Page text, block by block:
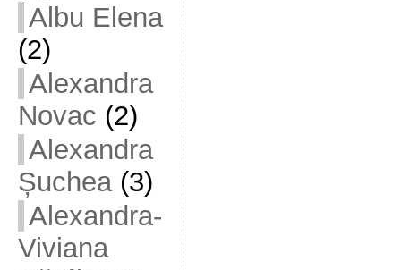
Albu Elena
(2)
Alexandra
Novac (2)
Alexandra
Șuchea(3)
Alexandra-
Viviana